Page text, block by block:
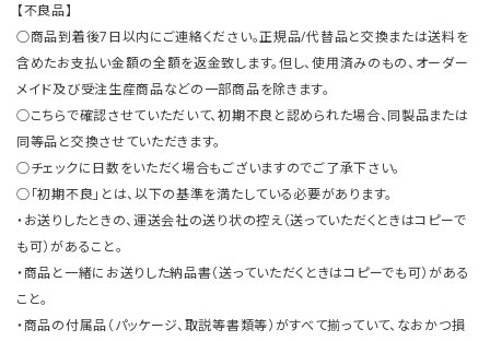
【不良品】
○商品到着後7日以内にご連絡ください。正規品/代替品と交換または送料を
含めたお支払い金額の全額を返金致します。但し、使用済みのもの、オーダー
メイド及び受注生産商品などの一部商品を除きます。
○こちらで確認させていただいて、初期不良と認められた場合、同製品または
同等品と交換させていただきます。
○チェックに日数をいただく場合もございますのでご了承下さい。
○「初期不良」とは、以下の基準を満たしている必要があります。
・お送りしたときの、運送会社の送り状の控え（送っていただくときはコピーで
も可）があること。
・商品と一緒にお送りした納品書（送っていただくときはコピーでも可）がある
こと。
・商品の付属品（パッケージ、取説等書類等）がすべて揃っていて、なおかつ損